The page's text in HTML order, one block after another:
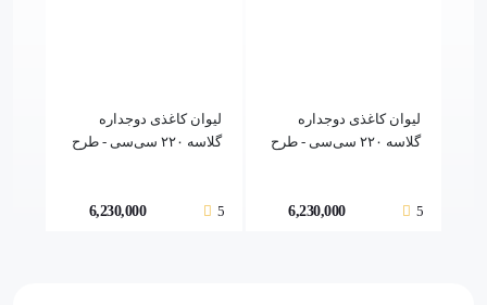
لیوان کاغذی دوجداره
گلاسه ۲۲۰ سی‌سی - طرح
5
6,230,000
لیوان کاغذی دوجداره
گلاسه ۲۲۰ سی‌سی - طرح
5
6,230,000